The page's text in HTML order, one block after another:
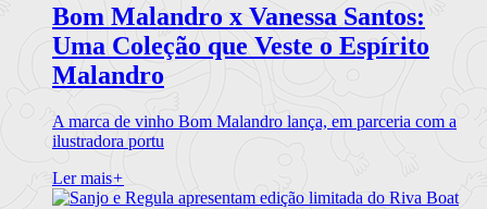
Bom Malandro x Vanessa Santos:
Uma Coleção que Veste o Espírito
Malandro
A marca de vinho Bom Malandro lança, em parceria com a
ilustradora portu
Ler mais+